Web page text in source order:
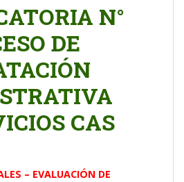
N°
DE
CAS
– EVALUACIÓN DE